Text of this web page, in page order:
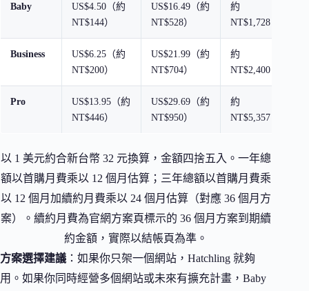
Baby
US$4.50（約
NT$144）
US$16.49（約
NT$528）
約
NT$1,728
Business
US$6.25（約
NT$200）
US$21.99（約
NT$704）
約
NT$2,400
Pro
US$13.95（約
NT$446）
US$29.69（約
NT$950）
約
NT$5,357
以 1 美元約合新台幣 32 元換算，金額四捨五入。一年總
額以首購月費乘以 12 個月估算；三年總額以首購月費乘
以 12 個月加續約月費乘以 24 個月估算（對應 36 個月方
案）。續約月費為官網方案頁標示的 36 個月方案到期續
約金額，實際以結帳頁為準。
方案選擇建議 ：如果你只架一個網站，Hatchling 就夠
用。如果你同時經營多個網站或未來有擴充計畫，Baby